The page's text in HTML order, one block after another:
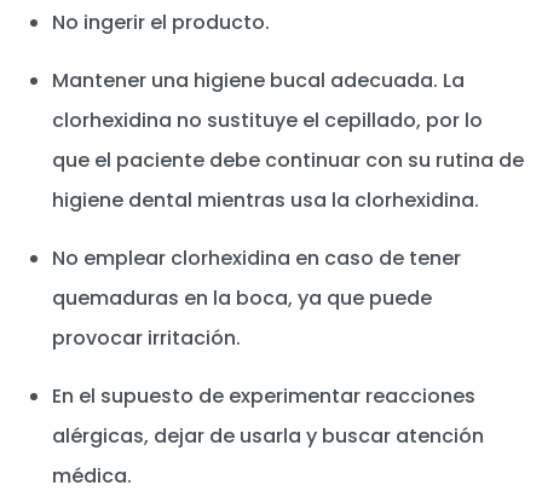
No ingerir el producto.
Mantener una higiene bucal adecuada. La
clorhexidina no sustituye el cepillado, por lo
que el paciente debe continuar con su rutina de
higiene dental mientras usa la clorhexidina.
No emplear clorhexidina en caso de tener
quemaduras en la boca, ya que puede
provocar irritación.
En el supuesto de experimentar reacciones
alérgicas, dejar de usarla y buscar atención
médica.